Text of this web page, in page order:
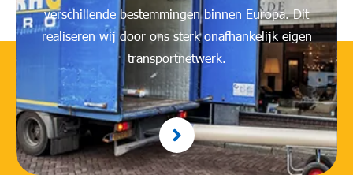
verschillende bestemmingen binnen Europa. Dit
realiseren wij door ons sterk onafhankelijk eigen
transportnetwerk.